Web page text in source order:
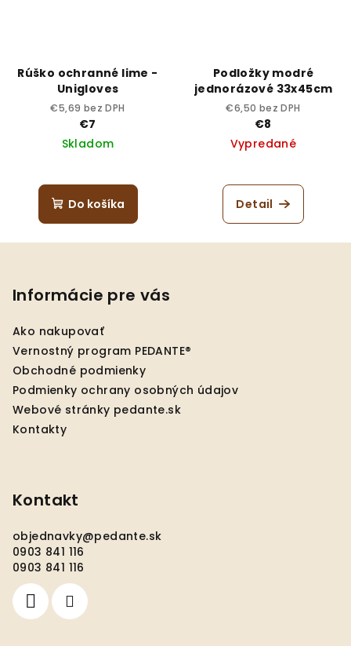
Rúško ochranné lime -
Unigloves
€5,69 bez DPH
€7
Skladom
Do košíka
Podložky modré
jednorázové 33x45cm
€6,50 bez DPH
€8
Vypredané
Detail
Informácie pre vás
Ako nakupovať
Vernostný program PEDANTE®
Obchodné podmienky
Podmienky ochrany osobných údajov
Webové stránky pedante.sk
Kontakty
Kontakt
objednavky@pedante.sk
0903 841 116
0903 841 116